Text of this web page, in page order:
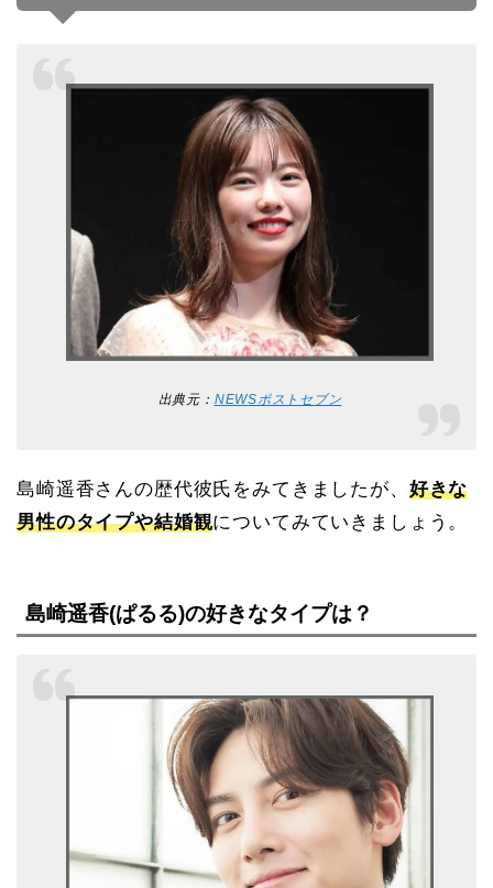
出典元： NEWSポストセブン
島崎遥香さんの歴代彼氏をみてきましたが、 好きな
男性のタイプや結婚観についてみていきましょう。
島崎遥香(ぱるる)の好きなタイプは？